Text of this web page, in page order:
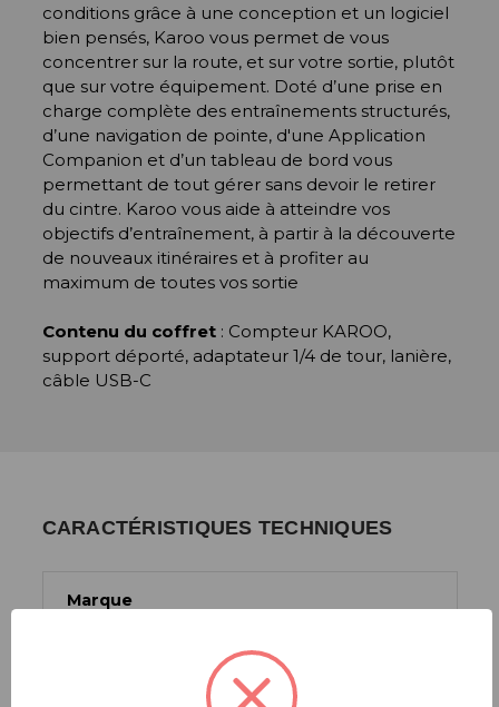
conditions grâce à une conception et un logiciel
bien pensés, Karoo vous permet de vous
concentrer sur la route, et sur votre sortie, plutôt
que sur votre équipement. Doté d’une prise en
charge complète des entraînements structurés,
d’une navigation de pointe, d'une Application
Companion et d’un tableau de bord vous
permettant de tout gérer sans devoir le retirer
du cintre. Karoo vous aide à atteindre vos
objectifs d’entraînement, à partir à la découverte
de nouveaux itinéraires et à profiter au
maximum de toutes vos sortie
Contenu du coffret: Compteur KAROO,
support déporté, adaptateur 1/4 de tour, lanière,
câble USB-C
CARACTÉRISTIQUES TECHNIQUES
Marque